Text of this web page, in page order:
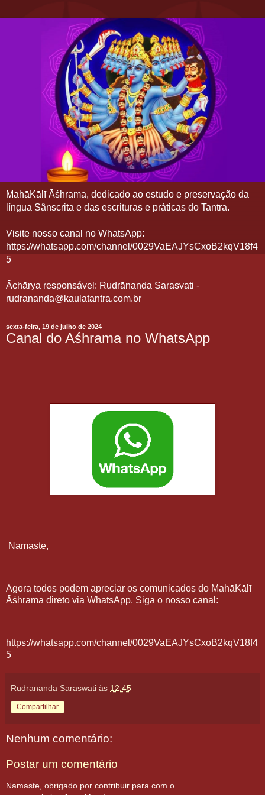
MahāKālī Āśhrama, dedicado ao estudo e preservação da
língua Sânscrita e das escrituras e práticas do Tantra.
Visite nosso canal no WhatsApp:
https://whatsapp.com/channel/0029VaEAJYsCxoB2kqV18f4
5
Āchārya responsável: Rudrānanda Sarasvati -
rudrananda@kaulatantra.com.br
sexta-feira, 19 de julho de 2024
Canal do Aśhrama no WhatsApp
Namaste,
Agora todos podem apreciar os comunicados do MahāKālī
Āśhrama direto via WhatsApp. Siga o nosso canal:
https://whatsapp.com/channel/0029VaEAJYsCxoB2kqV18f4
5
Rudrananda Saraswati às 12:45
Compartilhar
Nenhum comentário:
Postar um comentário
Namaste, obrigado por contribuir para com o